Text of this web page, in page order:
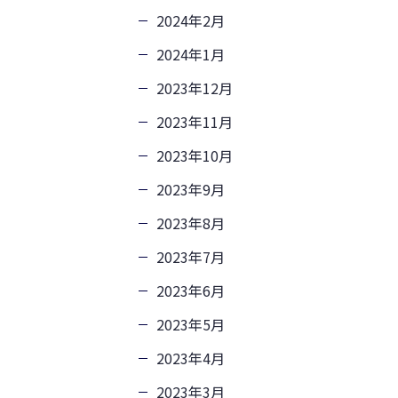
2024年2月
2024年1月
2023年12月
2023年11月
2023年10月
2023年9月
2023年8月
2023年7月
2023年6月
2023年5月
2023年4月
2023年3月